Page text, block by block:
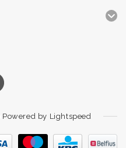
Powered by Lightspeed